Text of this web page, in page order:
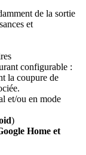
de la sortie
et
configurable :
la coupure de
et/ou en mode
)
Home et